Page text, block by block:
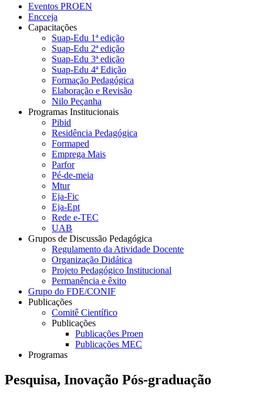
Eventos PROEN
Encceja
Capacitações
Suap-Edu 1ª edição
Suap-Edu 2ª edição
Suap-Edu 3ª edição
Suap-Edu 4ª Edição
Formação Pedagógica
Elaboração e Revisão
Nilo Peçanha
Programas Institucionais
Pibid
Residência Pedagógica
Formaped
Emprega Mais
Parfor
Pé-de-meia
Mtur
Eja-Fic
Eja-Ept
Rede e-TEC
UAB
Grupos de Discussão Pedagógica
Regulamento da Atividade Docente
Organização Didática
Projeto Pedagógico Institucional
Permanência e êxito
Grupo do FDE/CONIF
Publicações
Comitê Científico
Publicações
Publicações Proen
Publicações MEC
Programas
Pesquisa, Inovação Pós-graduação